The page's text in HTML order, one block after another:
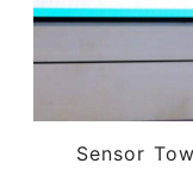
Sensor